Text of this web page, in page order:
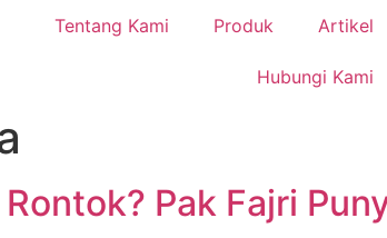
Tentang Kami Produk Artikel
Hubungi Kami
Pak Fajri